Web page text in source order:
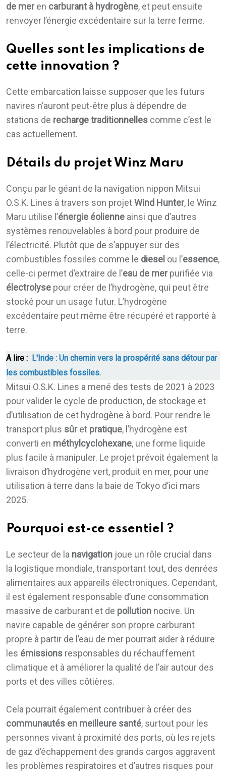
de meren carburant à hydrogène, et peut ensuite
renvoyer l’énergie excédentaire sur la terre ferme.
Quelles sont les implications de
cette innovation ?
Cette embarcation laisse supposer que les futurs
navires n’auront peut-être plus à dépendre de
stations de recharge traditionnelles comme c’est le
cas actuellement.
Détails du projet Winz Maru
Conçu par le géant de la navigation nippon Mitsui
O.S.K. Lines à travers son projetWind Hunter, le Winz
Maru utilise l’énergie éolienne ainsi que d’autres
systèmes renouvelables à bord pour produire de
l’électricité. Plutôt que de s’appuyer sur des
combustibles fossiles comme le diesel ou l’essence,
celle-ci permet d’extraire de l’eau de merpurifiée via
électrolyse pour créer de l’hydrogène, qui peut être
stocké pour un usage futur. L’hydrogène
excédentaire peut même être récupéré et rapporté à
terre.
A lire : L'Inde : Un chemin vers la prospérité sans détour par
les combustibles fossiles.
Mitsui O.S.K. Lines a mené des tests de 2021 à 2023
pour valider le cycle de production, de stockage et
d’utilisation de cet hydrogène à bord. Pour rendre le
transport plus sûret pratique, l’hydrogène est
converti en méthylcyclohexane, une forme liquide
plus facile à manipuler. Le projet prévoit également la
livraison d’hydrogène vert, produit en mer, pour une
utilisation à terre dans la baie de Tokyo d’ici mars
2025.
Pourquoi est-ce essentiel ?
Le secteur de la navigation joue un rôle crucial dans
la logistique mondiale, transportant tout, des denrées
alimentaires aux appareils électroniques. Cependant,
il est également responsable d’une consommation
massive de carburant et de pollution nocive. Un
navire capable de générer son propre carburant
propre à partir de l’eau de mer pourrait aider à réduire
les émissions responsables du réchauffement
climatique et à améliorer la qualité de l’air autour des
ports et des villes côtières.
Cela pourrait également contribuer à créer des
communautés en meilleure santé, surtout pour les
personnes vivant à proximité des ports, où les rejets
de gaz d’échappement des grands cargos aggravent
les problèmes respiratoires et d’autres risques pour